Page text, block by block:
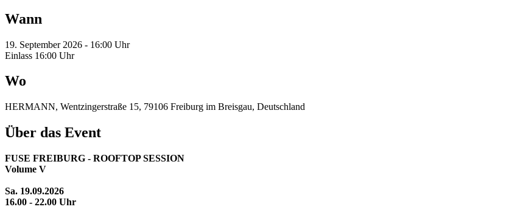
Wann
19. September 2026 - 16:00 Uhr
Einlass 16:00 Uhr
Wo
HERMANN, Wentzingerstraße 15, 79106 Freiburg im Breisgau, Deutschland
Über das Event
FUSE FREIBURG - ROOFTOP SESSION
Volume V
Sa. 19.09.2026
16.00 - 22.00 Uhr